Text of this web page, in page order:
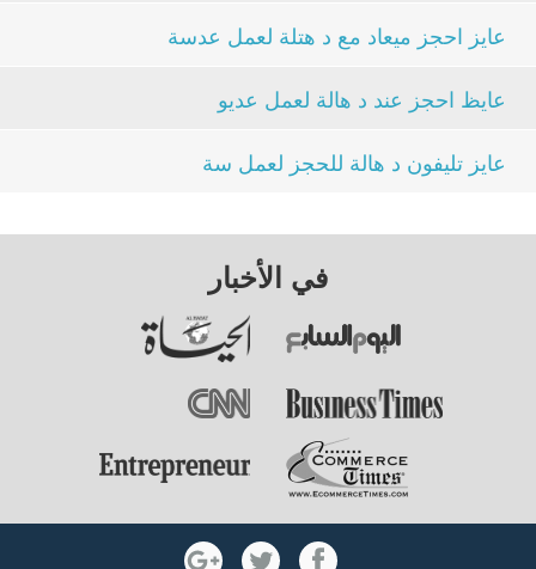
عايز احجز ميعاد مع د هتلة لعمل عدسة
عايظ احجز عند د هالة لعمل عديو
عايز تليفون د هالة للحجز لعمل سة
في الأخبار